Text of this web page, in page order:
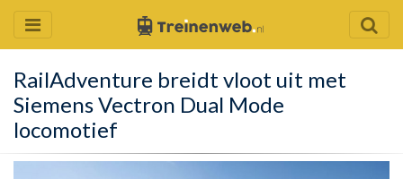
RailAdventure breidt vloot uit met
Siemens Vectron Dual Mode
locomotief